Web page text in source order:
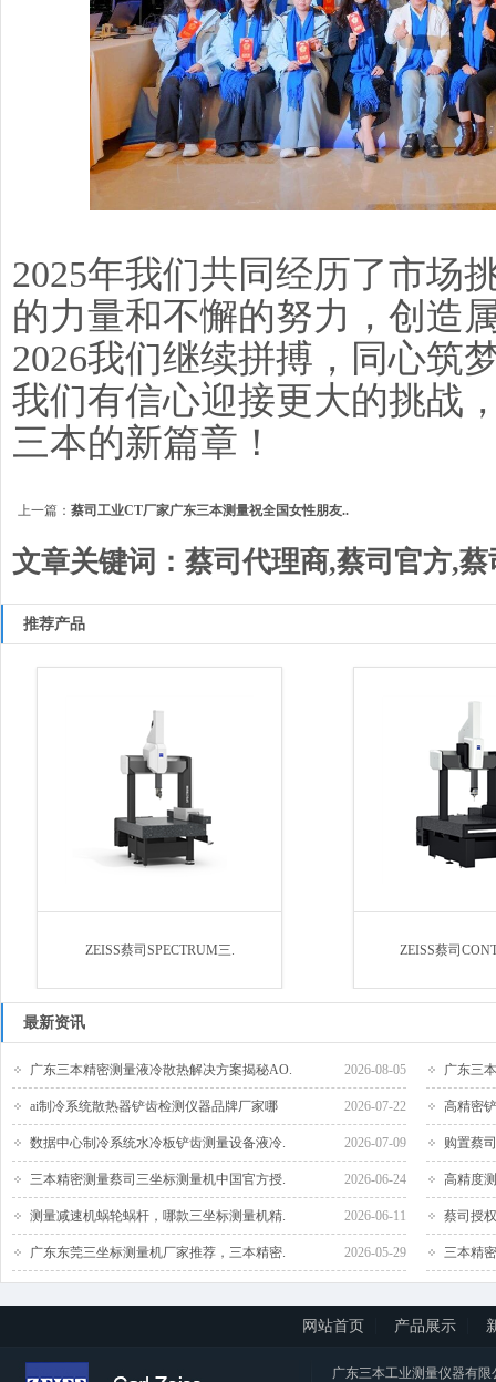
2025年我们共同经历了市场
的力量和不懈的努力，创造
2026我们继续拼搏，同心筑
我们有信心迎接更大的挑战
三本的新篇章！
上一篇： 蔡司工业CT厂家广东三本测量祝全国女性朋友..
文章关键词：蔡司代理商,蔡司官方,
推荐产品
ZEISS蔡司SPECTRUM三. ZEISS蔡司
最新资讯
2026-08-05
广东三本精密测量液冷散热解决方案揭秘AO. 广东三
2026-07-22
ai制冷系统散热器铲齿检测仪器品牌厂家哪 高精密
2026-07-09
数据中心制冷系统水冷板铲齿测量设备液冷. 购置蔡
2026-06-24
三本精密测量蔡司三坐标测量机中国官方授. 高精度
2026-06-11
测量减速机蜗轮蜗杆，哪款三坐标测量机精. 蔡司授
2026-05-29
广东东莞三坐标测量机厂家推荐，三本精密. 三本精
网站首页 产品展示
广东三本工业测量仪器有限